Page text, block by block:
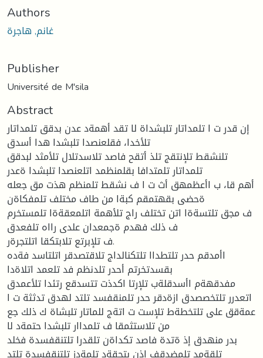
Authors
غانم, هاجرة
Publisher
Université de M'sila
Abstract
إن قدر ت ا تلمداتار تلبشداة لا تقد أهمةد عدن بدقق تلمداتار
تلأخدا، فقلعنصدا تلبشدا هدا أسدق
تلنشقط تلإنتقج تلذ أتقح فاصد تلاسدتلال تلأمثد لبدقق
تلمداتار تلمتدافا بقلمنظمد اتلعنصدا تلبشدا ةعدر
أهم قا، ب اأعظمهق أث ت ا ف نشقط تلمنظم هذت مق جعله
ةحضى بقهتمقم كبةا من طاف مختلف تلمفكاةن
ف مجق تلتسةةا اتن تختلف راج تلأهمة اتلمعقةةا تلمستخرم
ف ذلك فهدم ةجمعدان علدى رااه تلفعدق
ف تلإبرتع تلابتكقا اتلتجرةر.
اأمدقم حدر تلتطداا تلتكنالداج تلاقتصدقر اتلتاسد فةده
بقسدتخرتم أحدر تلدنظم فد تلعمد اتلاةدا
مفدقهةم اأسدقلةب تلإرتا اكدذت تتسدقع رتئدا تلأعمدق
اتعدرر تلتخصصدق ازةدقر حدر تلمنقفسد تلتد لهدق تدثثة ت ا
عمةقق على تلتخطةط تلإست ت اتةج للماتار تلبشاة ك ذلك جع
من تلاستثمقا ف تلمداار تلبشدا حتمةد لا
بدر منهدق إذ ةتدة فاصد تكداةن تلقدرا تلتنقفسدة فخلد
تلقةمد تلمضدقف إذن بتحقةد تلمةدز تلتنقفسدة تلتد